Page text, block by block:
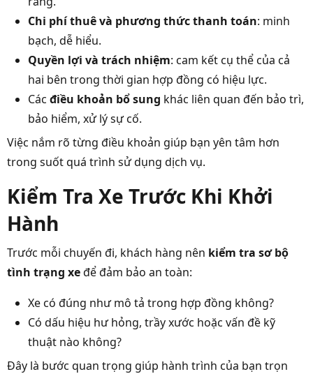
Chi phí thuê và phương thức thanh toán: minh
bạch, dễ hiểu.
Quyền lợi và trách nhiệm: cam kết cụ thể của cả
hai bên trong thời gian hợp đồng có hiệu lực.
Các điều khoản bổ sung khác liên quan đến bảo trì,
bảo hiểm, xử lý sự cố.
Việc nắm rõ từng điều khoản giúp bạn yên tâm hơn
trong suốt quá trình sử dụng dịch vụ.
Kiểm Tra Xe Trước Khi Khởi
Hành
Trước mỗi chuyến đi, khách hàng nên kiểm tra sơ bộ
tình trạng xeđể đảm bảo an toàn:
Xe có đúng như mô tả trong hợp đồng không?
Có dấu hiệu hư hỏng, trầy xước hoặc vấn đề kỹ
thuật nào không?
Đây là bước quan trọng giúp hành trình của bạn trọn